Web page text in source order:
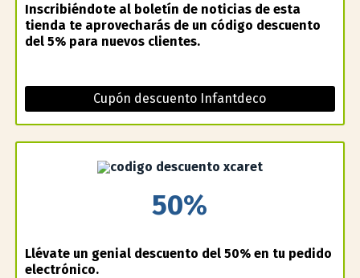
Inscribiéndote al boletín de noticias de esta
tienda te aprovecharás de un código descuento
del 5% para nuevos clientes.
Cupón descuento Infantdeco
50%
Llévate un genial descuento del 50% en tu pedido
electrónico.